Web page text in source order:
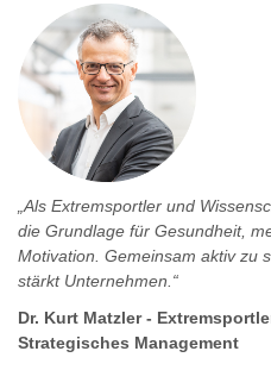
„Als Extremsportler und
die Grundlage für Gesundheit,
Motivation. Gemeinsam aktiv zu
stärkt Unternehmen.“
Dr. Kurt Matzler -
Strategisches Management